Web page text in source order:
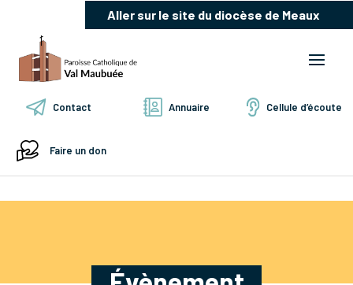
Aller sur le site du diocèse de Meaux
Contact Annuaire Cellule d’écoute
Faire un don